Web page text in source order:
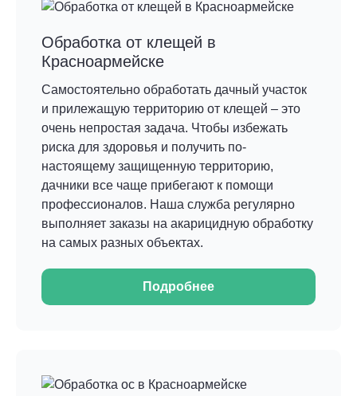
Обработка от клещей в
Красноармейске
Самостоятельно обработать дачный участок
и прилежащую территорию от клещей – это
очень непростая задача. Чтобы избежать
риска для здоровья и получить по-
настоящему защищенную территорию,
дачники все чаще прибегают к помощи
профессионалов. Наша служба регулярно
выполняет заказы на акарицидную обработку
на самых разных объектах.
Подробнее